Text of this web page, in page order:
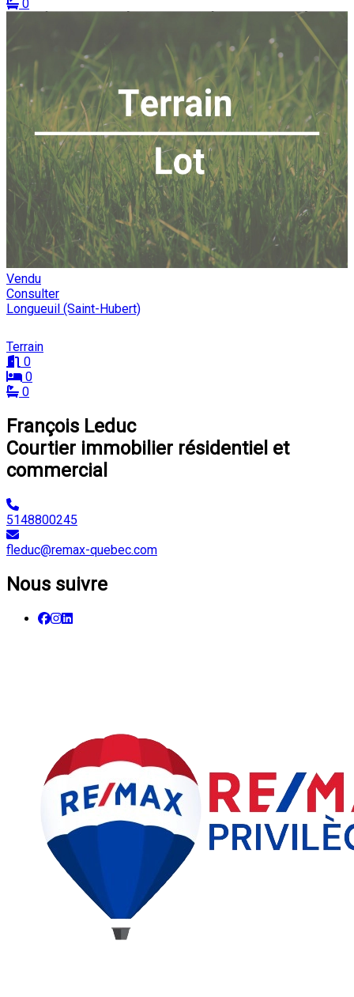
0
Vendu
Consulter
Longueuil (Saint-Hubert)
Terrain
0
0
0
François Leduc
Courtier immobilier résidentiel et
commercial
5148800245
fleduc@remax-quebec.com
Nous suivre